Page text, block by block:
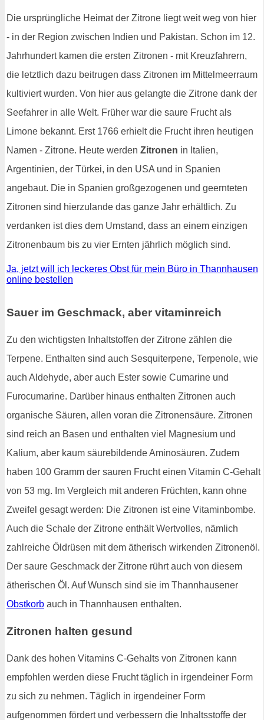
Die ursprüngliche Heimat der Zitrone liegt weit weg von hier
- in der Region zwischen Indien und Pakistan. Schon im 12.
Jahrhundert kamen die ersten Zitronen - mit Kreuzfahrern,
die letztlich dazu beitrugen dass Zitronen im Mittelmeerraum
kultiviert wurden. Von hier aus gelangte die Zitrone dank der
Seefahrer in alle Welt. Früher war die saure Frucht als
Limone bekannt. Erst 1766 erhielt die Frucht ihren heutigen
Namen - Zitrone. Heute werden Zitronen in Italien,
Argentinien, der Türkei, in den USA und in Spanien
angebaut. Die in Spanien großgezogenen und geernteten
Zitronen sind hierzulande das ganze Jahr erhältlich. Zu
verdanken ist dies dem Umstand, dass an einem einzigen
Zitronenbaum bis zu vier Ernten jährlich möglich sind.
Ja, jetzt will ich leckeres Obst für mein Büro in Thannhausen
online bestellen
Sauer im Geschmack, aber vitaminreich
Zu den wichtigsten Inhaltstoffen der Zitrone zählen die
Terpene. Enthalten sind auch Sesquiterpene, Terpenole, wie
auch Aldehyde, aber auch Ester sowie Cumarine und
Furocumarine. Darüber hinaus enthalten Zitronen auch
organische Säuren, allen voran die Zitronensäure. Zitronen
sind reich an Basen und enthalten viel Magnesium und
Kalium, aber kaum säurebildende Aminosäuren. Zudem
haben 100 Gramm der sauren Frucht einen Vitamin C-Gehalt
von 53 mg. Im Vergleich mit anderen Früchten, kann ohne
Zweifel gesagt werden: Die Zitronen ist eine Vitaminbombe.
Auch die Schale der Zitrone enthält Wertvolles, nämlich
zahlreiche Öldrüsen mit dem ätherisch wirkenden Zitronenöl.
Der saure Geschmack der Zitrone rührt auch von diesem
ätherischen Öl. Auf Wunsch sind sie im Thannhausener
Obstkorb auch in Thannhausen enthalten.
Zitronen halten gesund
Dank des hohen Vitamins C-Gehalts von Zitronen kann
empfohlen werden diese Frucht täglich in irgendeiner Form
zu sich zu nehmen. Täglich in irgendeiner Form
aufgenommen fördert und verbessern die Inhaltsstoffe der